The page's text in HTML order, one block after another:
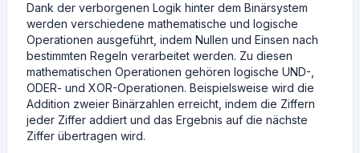
Dank der verborgenen Logik hinter dem Binärsystem
werden verschiedene mathematische und logische
Operationen ausgeführt, indem Nullen und Einsen nach
bestimmten Regeln verarbeitet werden. Zu diesen
mathematischen Operationen gehören logische UND-,
ODER- und XOR-Operationen. Beispielsweise wird die
Addition zweier Binärzahlen erreicht, indem die Ziffern
jeder Ziffer addiert und das Ergebnis auf die nächste
Ziffer übertragen wird.